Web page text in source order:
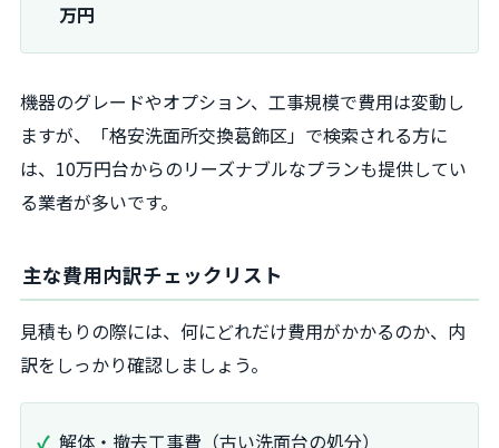
万円
機器のグレードやオプション、工事規模で費用は変動し
ますが、「格安洗面所交換葛飾区」で検索される方に
は、10万円台からのリーズナブルなプランも提供してい
る業者が多いです。
主な費用内訳チェックリスト
見積もりの際には、何にどれだけ費用がかかるのか、内
訳をしっかり確認しましょう。
解体・撤去工事費（古い洗面台の処分）